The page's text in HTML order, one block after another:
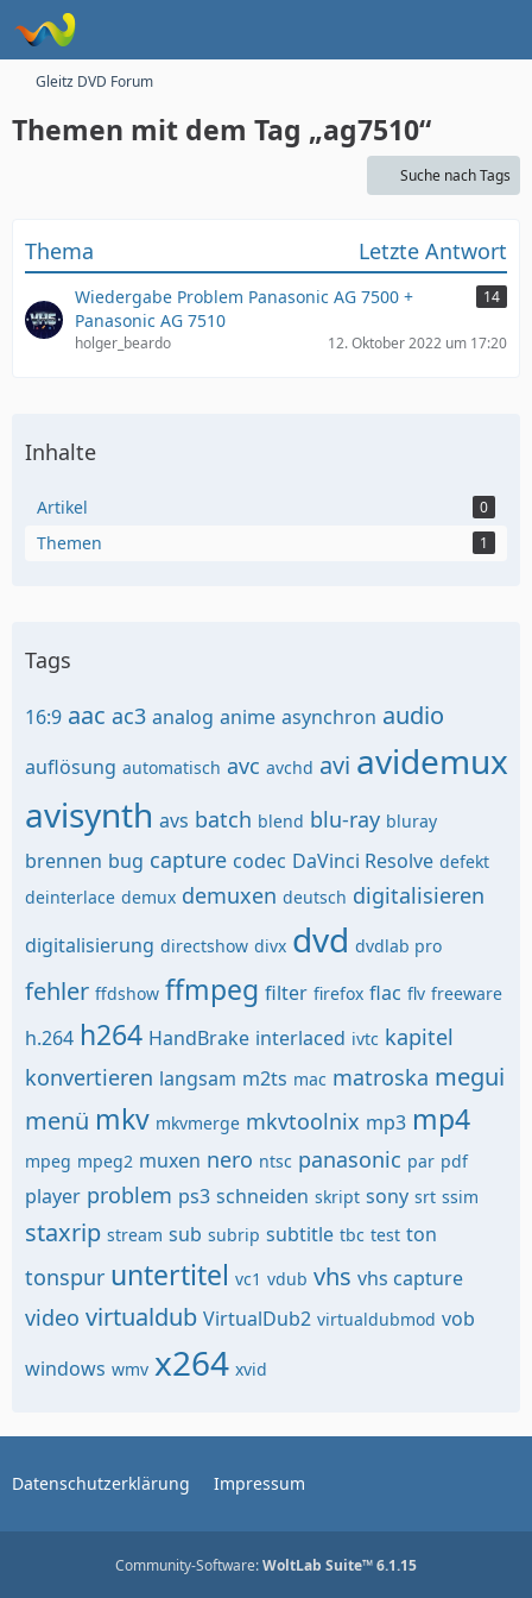
Gleitz DVD Forum
Themen mit dem Tag „ag7510“
Suche nach Tags
Thema Letzte Antwort
Wiedergabe Problem Panasonic AG 7500 +
Panasonic AG 7510
14
holger_beardo 12. Oktober 2022 um 17:20
Inhalte
Artikel 0
Themen 1
Tags
16:9 aac ac3 analog anime asynchron audio
auflösung automatisch avc avchd avi avidemux
avisynth avs batch blend blu-ray bluray
brennen bug capture codec DaVinci Resolve defekt
deinterlace demux demuxen deutsch digitalisieren
digitalisierung directshow divx dvd dvdlab pro
fehler ffdshow ffmpeg filter firefox flac flv freeware
h.264 h264 HandBrake interlaced ivtc kapitel
konvertieren langsam m2ts mac matroska megui
menü mkv mkvmerge mkvtoolnix mp3 mp4
mpeg mpeg2 muxen nero ntsc panasonic par pdf
player problem ps3 schneiden skript sony srt ssim
staxrip stream sub subrip subtitle tbc test ton
tonspur untertitel vc1 vdub vhs vhs capture
video virtualdub VirtualDub2 virtualdubmod vob
windows wmv x264 xvid
Datenschutzerklärung Impressum
Community-Software:WoltLab Suite™ 6.1.15